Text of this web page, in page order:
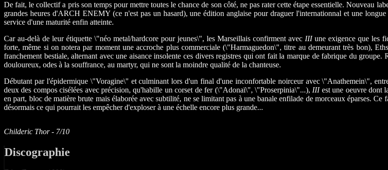
De fait, le collectif a pris son temps pour mettre toutes le chance de son côté, ne pas rater cette étape essentielle. Nouveau
grandes heures d'ARCH ENEMY (ce n'est pas un hasard), une édition anglaise pour draguer l'internationnal et une longue
service d'une maturité enfin atteinte.
Car au-delà de leur étiquette \"néo metal/hardcore pour jeunes\", les Marseillais confirment avec IIIune exigence que les
forte, même si on notera par moment une accroche plus commerciale (\"Harmaguedon\", titre au demeurant très bon),
franchement bestiale, alternant avec une aisance insolente ces divers registres qui ont fait la marque de fabrique du
douloureux, odes à la souffrance, au martyr, qui ne sont la moindre qualité de la chanteuse.
Débutant par l'épidermique \"Voragine\" et culminant lors d'un final d'une inconfortable noirceur avec \"Anathemein\",
deux des compos cisélées avec précision, qu'habille un corset de fer (\"Adonaï\", \"Proserpinia\"...), IIIest une oeuvre dont
en part, bloc de matière brute mais élaborée avec subtilité, ne se limitant pas à une banale enfilade de morceaux éparses.
désormais ce qui pourrait les empêcher d'exploser à une échelle encore plus grande...
Childeric Thor - 7/10
Discographie